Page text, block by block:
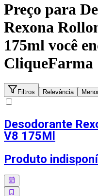
Preço para
Rexona
175ml você
CliqueFarma
Filtros Relevância
Desodorante
V8 175Ml
Produto